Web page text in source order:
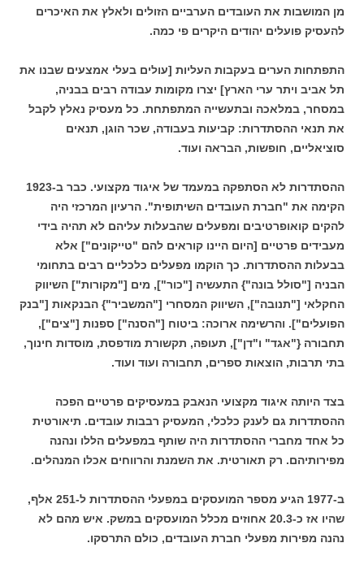
מן המושבות את העובדים הערביים הזולים ולאלץ את האיכרים
להעסיק פועלים יהודים היקרים פי כמה.
התפתחות הערים בעקבות העליות [עולים בעלי אמצעים שבנו את
תל אביב ויתר ערי הארץ] יצרו מקומות עבודה רבים בבניה,
במסחר, במלאכה ובתעשייה המתפתחת. כל מעסיק נאלץ לקבל
את תנאי ההסתדרות: קביעות בעבודה, שכר הוגן, תנאים
סוציאליים, חופשות, הבראה ועוד.
ההסתדרות לא הסתפקה במעמד של איגוד מקצועי. כבר ב-1923
הקימה את "חברת העובדים השיתופית". הרעיון המרכזי היה
להקים קואופרטיבים ומפעלים שהבעלות עליהם לא תהיה בידי
מעבידים פרטיים [היום היינו קוראים להם "טייקונים"] אלא
בבעלות ההסתדרות. כך הוקמו מפעלים כלכליים רבים בתחומי
הבניה ["סולל בונה"} התעשיה ["כור"], מים ["מקורות"] השיווק
החקלאי ["תנובה"], השיווק המסחרי ["המשביר"} הבנקאות ["בנק
הפועלים"]. והרשימה ארוכה: ביטוח ["הסנה"] ספנות ["צים"],
תחבורה {"אגד" ו"דן"], תעופה, תקשורת מודפסת, מוסדות חינוך,
בתי תרבות, הוצאות ספרים, תחבורה ועוד ועוד.
בצד היותה איגוד מקצועי הנאבק במעסיקים פרטיים הפכה
ההסתדרות גם לענק כלכלי, המעסיק רבבות עובדים. תיאורטית
כל אחד מחברי ההסתדרות היה שותף במפעלים הללו ונהנה
מפירותיהם. רק תאורטית. את השמנת והרווחים אכלו המנהלים.
ב-1977 הגיע מספר המועסקים במפעלי ההסתדרות ל-251 אלף,
שהיו אז כ-20.3 אחוזים מכלל המועסקים במשק. איש מהם לא
נהנה מפירות מפעלי חברת העובדים, כולם התרסקו.